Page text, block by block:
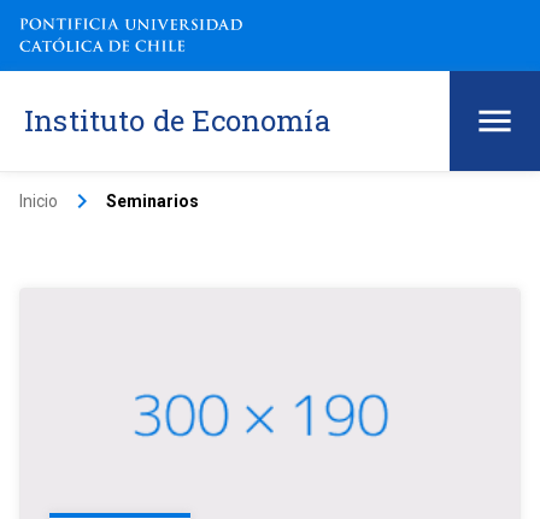
Instituto de Economía
Inicio keyboard_arrow_right Seminarios